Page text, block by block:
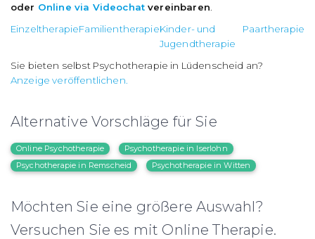
oder Online via Videochat vereinbaren
EinzeltherapieFamilientherapieKinder- und
Jugendtherapie
Paartherapie
Sie bieten selbst Psychotherapie in Lüdenscheid an?
Anzeige veröffentlichen.
Alternative Vorschläge für Sie
Online Psychotherapie
Psychotherapie in Iserlohn
Psychotherapie in Remscheid
Psychotherapie in Witten
Möchten Sie eine größere Auswahl?
Versuchen Sie es mit Online Therapie.